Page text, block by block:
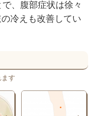
、腹部症状は徐々
冷えも改善してい
す